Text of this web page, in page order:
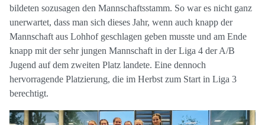
bildeten sozusagen den Mannschaftsstamm. So war es nicht ganz
unerwartet, dass man sich dieses Jahr, wenn auch knapp der
Mannschaft aus Lohhof geschlagen geben musste und am Ende
knapp mit der sehr jungen Mannschaft in der Liga 4 der A/B
Jugend auf dem zweiten Platz landete. Eine dennoch
hervorragende Platzierung, die im Herbst zum Start in Liga 3
berechtigt.